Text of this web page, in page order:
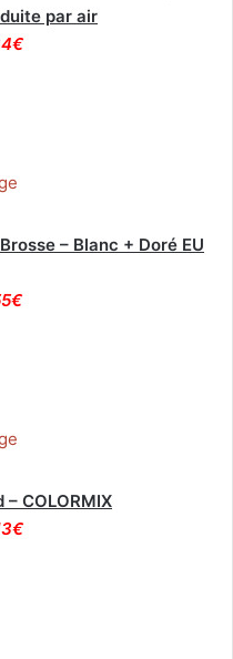
par air
– Blanc + Doré EU
COLORMIX